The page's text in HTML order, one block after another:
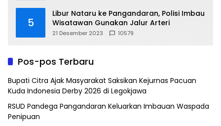
5
Libur Nataru ke Pangandaran, Polisi Imbau
Wisatawan Gunakan Jalur Arteri
21 Desember 2023 10579
Pos-pos Terbaru
Bupati Citra Ajak Masyarakat Saksikan Kejurnas Pacuan
Kuda Indonesia Derby 2026 di Legokjawa
RSUD Pandega Pangandaran Keluarkan Imbauan Waspada
Penipuan